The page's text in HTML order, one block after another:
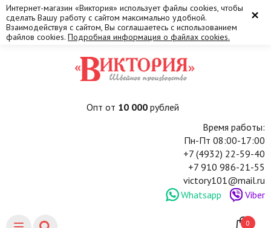
×
Интернет-магазин «Виктория» использует файлы cookies, чтобы
сделать Вашу работу с сайтом максимально удобной.
Взаимодействуя с сайтом, Вы соглашаетесь с использованием
файлов cookies. Подробная информация о файлах cookies.
Опт от 10 000рублей
Время работы:
Пн-Пт 08:00-17:00
+7 (4932) 22-59-40
+7 910 986-21-55
victory101@mail.ru
Whatsapp
Viber
0